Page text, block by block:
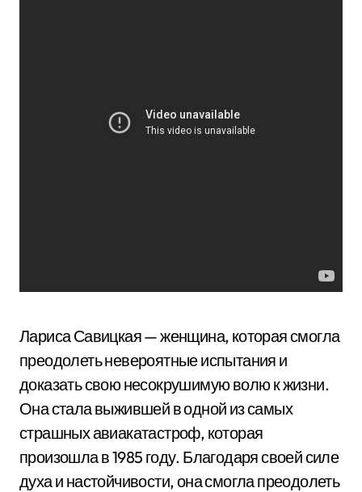
Лариса Савицкая — женщина, которая смогла
преодолеть невероятные испытания и
доказать свою несокрушимую волю к жизни.
Она стала выжившей в одной из самых
страшных авиакатастроф, которая
произошла в 1985 году. Благодаря своей силе
духа и настойчивости, она смогла преодолеть